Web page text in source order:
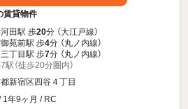
賃貸物件
田駅 歩20分 （大江戸線）
苑前駅 歩4分 （丸ノ内線）
丁目駅 歩7分 （丸ノ内線）
駅（徒歩20分圏内）
新宿区四谷４丁目
1年9ヶ月 / RC